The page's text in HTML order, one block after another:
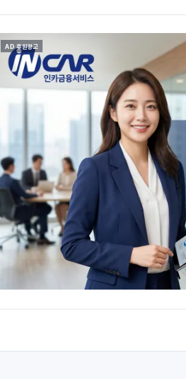
AD 후원광고